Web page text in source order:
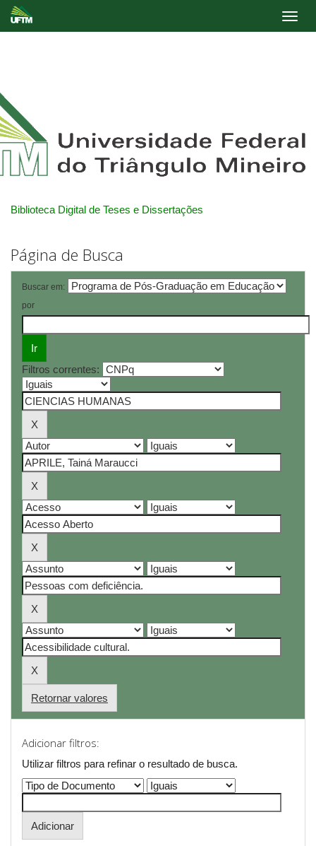
Biblioteca Digital de Teses e Dissertações
Página de Busca
Buscar em:
por
Filtros correntes:
Retornar valores
Adicionar filtros:
Utilizar filtros para refinar o resultado de busca.